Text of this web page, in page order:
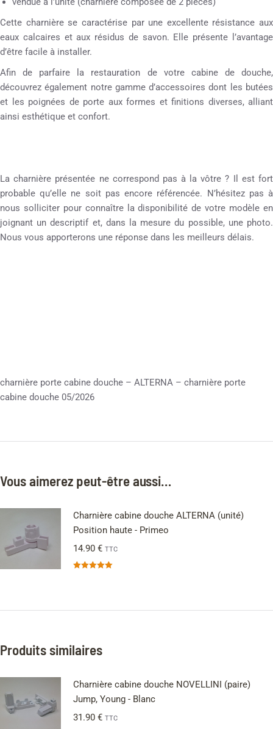
Cette charnière se caractérise par une excellente résistance aux
eaux calcaires et aux résidus de savon. Elle présente l’avantage
d’être facile à installer.
Afin de parfaire la restauration de votre cabine de douche,
découvrez également notre gamme d’accessoires dont les butées
et les poignées de porte aux formes et finitions diverses, alliant
ainsi esthétique et confort.
La charnière présentée ne correspond pas à la vôtre ? Il est fort
probable qu’elle ne soit pas encore référencée. N’hésitez pas à
nous solliciter pour connaître la disponibilité de votre modèle en
joignant un descriptif et, dans la mesure du possible, une photo.
Nous vous apporterons une réponse dans les meilleurs délais.
charnière porte cabine douche – ALTERNA – charnière porte
cabine douche 05/2026
Vous aimerez peut-être aussi…
Charnière cabine douche ALTERNA (unité)
Position haute - Primeo
14.90 € TTC
Produits similaires
Charnière cabine douche NOVELLINI (paire)
Jump, Young - Blanc
31.90 € TTC